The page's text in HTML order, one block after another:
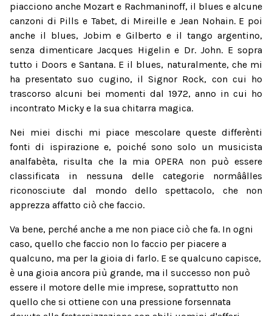
piacciono anche Mozart e Rachmaninoff, il blues e alcune
canzoni di Pills e Tabet, di Mireille e Jean Nohain. E poi
anche il blues, Jobim e Gilberto e il tango argentino,
senza dimenticare Jacques Higelin e Dr. John. E sopra
tutto i Doors e Santana. E il blues, naturalmente, che mi
ha presentato suo cugino, il Signor Rock, con cui ho
trascorso alcuni bei momenti dal 1972, anno in cui ho
incontrato Micky e la sua chitarra magica.
Nei miei dischi mi piace mescolare queste differènti
fonti di ispirazione e, poiché sono solo un musicista
analfabèta, risulta che la mia OPERA non può essere
classificata in nessuna delle categorie normââlles
riconosciute dal mondo dello spettacolo, che non
apprezza affatto ciò che faccio.
Va bene, perché anche a me non piace ciò che fa. In ogni
caso, quello che faccio non lo faccio per piacere a
qualcuno, ma per la gioia di farlo. E se qualcuno capisce,
è una gioia ancora più grande, ma il successo non può
essere il motore delle mie imprese, soprattutto non
quello che si ottiene con una pressione forsennata